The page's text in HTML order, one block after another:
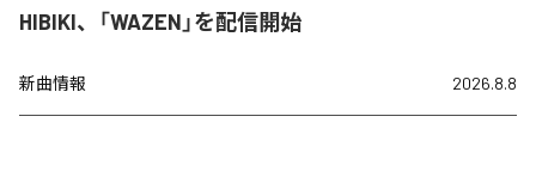
HIBIKI、「WAZEN」を配信開始
新曲情報 2026.8.8